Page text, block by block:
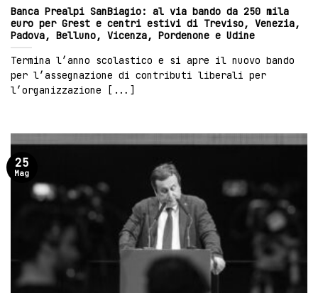
Banca Prealpi SanBiagio: al via bando da 250 mila
euro per Grest e centri estivi di Treviso, Venezia,
Padova, Belluno, Vicenza, Pordenone e Udine
Termina l’anno scolastico e si apre il nuovo bando
per l’assegnazione di contributi liberali per
l’organizzazione [...]
25
Mag